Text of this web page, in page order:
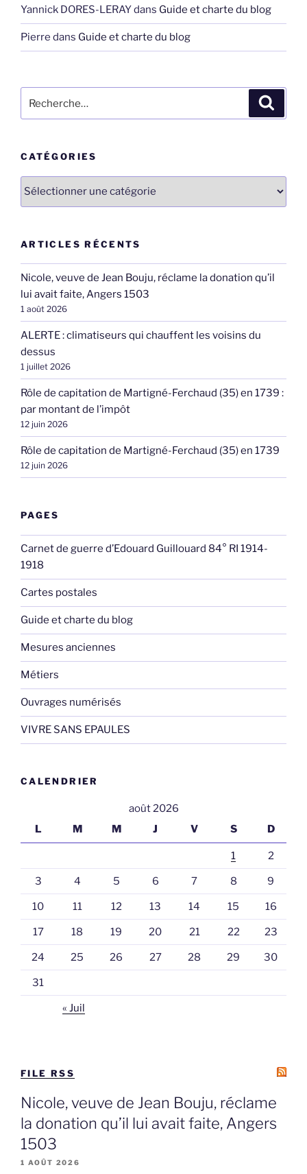
Yannick DORES-LERAYdans Guide et charte du blog
Pierre dans Guide et charte du blog
pour
CATÉGORIES
Catégories
ARTICLES RÉCENTS
Nicole, veuve de Jean Bouju, réclame la donation qu’il
lui avait faite, Angers 1503
1 août 2026
ALERTE : climatiseurs qui chauffent les voisins du
dessus
1 juillet 2026
Rôle de capitation de Martigné-Ferchaud (35) en 1739 :
par montant de l’impôt
12 juin 2026
Rôle de capitation de Martigné-Ferchaud (35) en 1739
12 juin 2026
PAGES
Carnet de guerre d’Edouard Guillouard 84° RI 1914-
1918
Cartes postales
Guide et charte du blog
Mesures anciennes
Métiers
Ouvrages numérisés
VIVRE SANS EPAULES
CALENDRIER
août 2026
L
M M J V S D
1 2
3 4 5 6 7 8 9
10 11 12 13 14 15 16
17 18 19 20 21 22 23
24 25 26 27 28 29 30
31
« Juil
FILE RSS
Nicole, veuve de Jean Bouju, réclame
la donation qu’il lui avait faite, Angers
1503
1 AOÛT 2026